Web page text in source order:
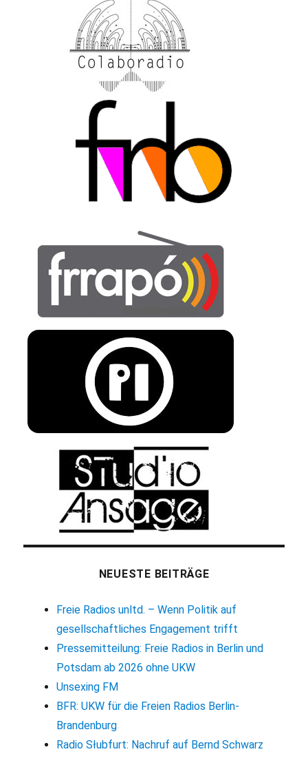
NEUESTE BEITRÄGE
Freie Radios unltd. – Wenn Politik auf
gesellschaftliches Engagement trifft
Pressemitteilung: Freie Radios in Berlin und
Potsdam ab 2026 ohne UKW
Unsexing FM
BFR: UKW für die Freien Radios Berlin-
Brandenburg
Radio Słubfurt: Nachruf auf Bernd Schwarz